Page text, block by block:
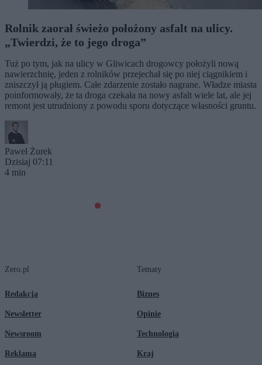
Rolnik zaorał świeżo położony asfalt na ulicy.
„Twierdzi, że to jego droga”
Tuż po tym, jak na ulicy w Gliwicach drogowcy położyli nową
nawierzchnię, jeden z rolników przejechał się po niej ciągnikiem i
zniszczył ją pługiem. Całe zdarzenie zostało nagrane. Władze miasta
poinformowały, że ta droga czekała na nowy asfalt wiele lat, ale jej
remont jest utrudniony z powodu sporu dotyczące własności gruntu.
Paweł Żurek
Dzisiaj 07:11
4 min
Zero.pl
Redakcja
Newsletter
Newsroom
Reklama
Tematy
Biznes
Opinie
Technologia
Kraj